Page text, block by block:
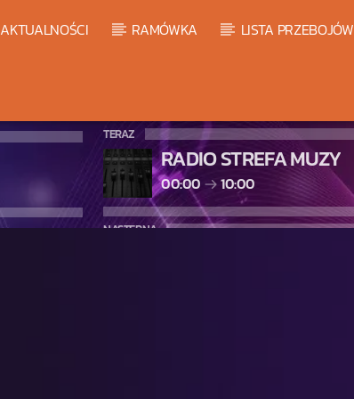
AKTUALNOŚCI RAMÓWKA LISTA PRZEBOJÓW
TERAZ
RADIO STREFA MUZY
00:00 10:00
NASTĘPNA